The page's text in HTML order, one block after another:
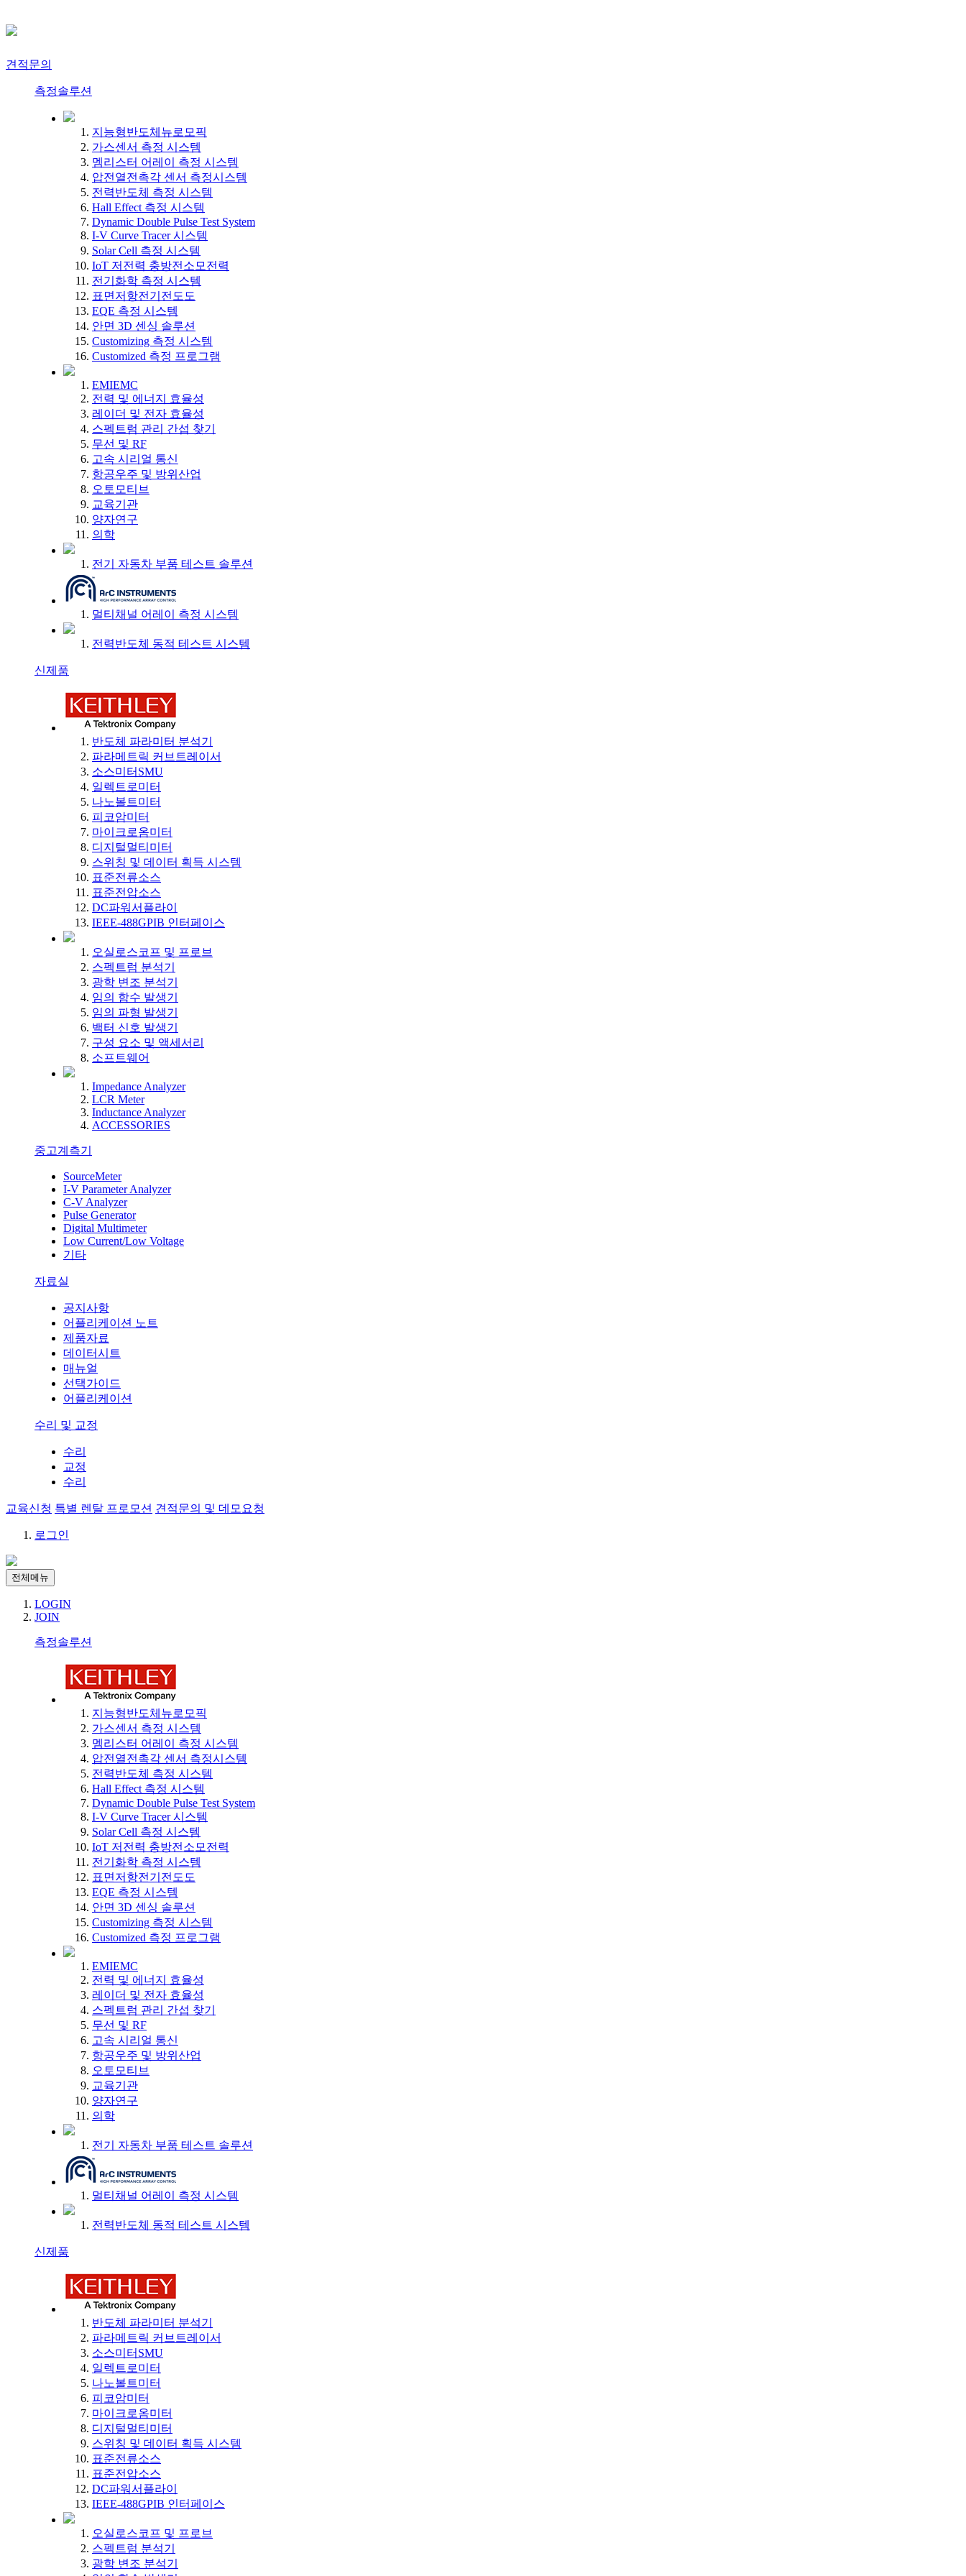
견적문의
측정솔루션
지능형반도체뉴로모픽
가스센서 측정 시스템
멤리스터 어레이 측정 시스템
압전열전촉각 센서 측정시스템
전력반도체 측정 시스템
Hall Effect 측정 시스템
Dynamic Double Pulse Test System
I-V Curve Tracer 시스템
Solar Cell 측정 시스템
IoT 저전력 충방전소모전력
전기화학 측정 시스템
표면저항전기전도도
EQE 측정 시스템
안면 3D 센싱 솔루션
Customizing 측정 시스템
Customized 측정 프로그램
EMIEMC
전력 및 에너지 효율성
레이더 및 전자 효율성
스펙트럼 관리 간섭 찾기
무선 및 RF
고속 시리얼 통신
항공우주 및 방위산업
오토모티브
교육기관
양자연구
의학
전기 자동차 부품 테스트 솔루션
멀티채널 어레이 측정 시스템
전력반도체 동적 테스트 시스템
신제품
반도체 파라미터 분석기
파라메트릭 커브트레이서
소스미터SMU
일렉트로미터
나노볼트미터
피코암미터
마이크로옴미터
디지털멀티미터
스위칭 및 데이터 획득 시스템
표준전류소스
표준전압소스
DC파워서플라이
IEEE-488GPIB 인터페이스
오실로스코프 및 프로브
스펙트럼 분석기
광학 변조 분석기
임의 함수 발생기
임의 파형 발생기
백터 신호 발생기
구성 요소 및 액세서리
소프트웨어
Impedance Analyzer
LCR Meter
Inductance Analyzer
ACCESSORIES
중고계측기
SourceMeter
I-V Parameter Analyzer
C-V Analyzer
Pulse Generator
Digital Multimeter
Low Current/Low Voltage
기타
자료실
공지사항
어플리케이션 노트
제품자료
데이터시트
매뉴얼
선택가이드
어플리케이션
수리 및 교정
수리
교정
수리
교육신청 특별 렌탈 프로모션 견적문의 및 데모요청
로그인
전체메뉴
LOGIN
JOIN
측정솔루션
지능형반도체뉴로모픽
가스센서 측정 시스템
멤리스터 어레이 측정 시스템
압전열전촉각 센서 측정시스템
전력반도체 측정 시스템
Hall Effect 측정 시스템
Dynamic Double Pulse Test System
I-V Curve Tracer 시스템
Solar Cell 측정 시스템
IoT 저전력 충방전소모전력
전기화학 측정 시스템
표면저항전기전도도
EQE 측정 시스템
안면 3D 센싱 솔루션
Customizing 측정 시스템
Customized 측정 프로그램
EMIEMC
전력 및 에너지 효율성
레이더 및 전자 효율성
스펙트럼 관리 간섭 찾기
무선 및 RF
고속 시리얼 통신
항공우주 및 방위산업
오토모티브
교육기관
양자연구
의학
전기 자동차 부품 테스트 솔루션
멀티채널 어레이 측정 시스템
전력반도체 동적 테스트 시스템
신제품
반도체 파라미터 분석기
파라메트릭 커브트레이서
소스미터SMU
일렉트로미터
나노볼트미터
피코암미터
마이크로옴미터
디지털멀티미터
스위칭 및 데이터 획득 시스템
표준전류소스
표준전압소스
DC파워서플라이
IEEE-488GPIB 인터페이스
오실로스코프 및 프로브
스펙트럼 분석기
광학 변조 분석기